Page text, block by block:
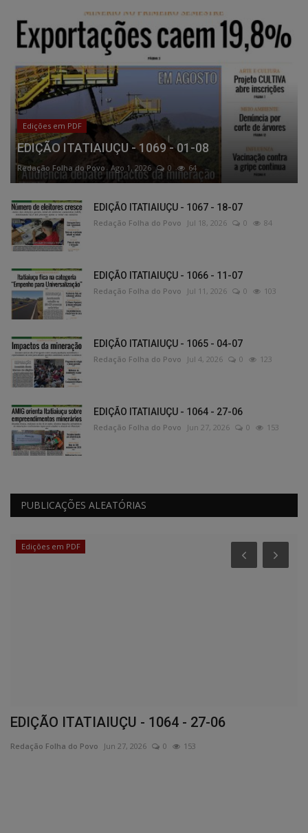
Edições em PDF
EDIÇÃO ITATIAIUÇU - 1069 - 01-08
Redação Folha do Povo Ago 1, 2026 0 64
EDIÇÃO ITATIAIUÇU - 1067 - 18-07
Redação Folha do Povo Jul 18, 2026 0 84
EDIÇÃO ITATIAIUÇU - 1066 - 11-07
Redação Folha do Povo Jul 11, 2026 0 103
EDIÇÃO ITATIAIUÇU - 1065 - 04-07
Redação Folha do Povo Jul 4, 2026 0 123
EDIÇÃO ITATIAIUÇU - 1064 - 27-06
Redação Folha do Povo Jun 27, 2026 0 153
PUBLICAÇÕES ALEATÓRIAS
Edições em PDF
EDIÇÃO ITATIAIUÇU - 1064 - 27-06
Redação Folha do Povo Jun 27, 2026 0 153